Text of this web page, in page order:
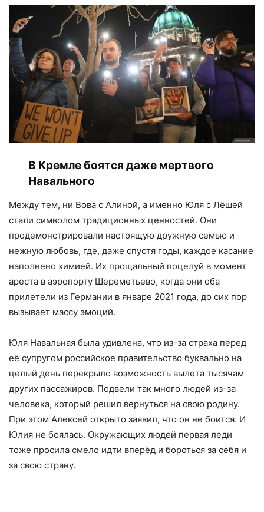
В Кремле боятся даже мертвого
Навального
Между тем, ни Вова с Алиной, а именно Юля с Лёшей
стали символом традиционных ценностей. Они
продемонстрировали настоящую дружную семью и
нежную любовь, где, даже спустя годы, каждое касание
наполнено химией. Их прощальный поцелуй в момент
ареста в аэропорту Шереметьево, когда они оба
прилетели из Германии в январе 2021 года, до сих пор
вызывает массу эмоций.
Юля Навальная была удивлена, что из-за страха перед
её супругом российское правительство буквально на
целый день перекрыло возможность вылета тысячам
других пассажиров. Подвели так много людей из-за
человека, который решил вернуться на свою родину.
При этом Алексей открыто заявил, что он не боится. И
Юлия не боялась. Окружающих людей первая леди
тоже просила смело идти вперёд и бороться за себя и
за свою страну.